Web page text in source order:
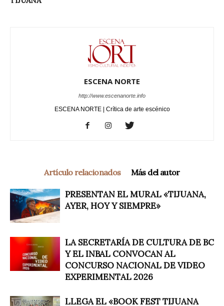
ESCENA NORTE
http://www.escenanorte.info
ESCENA NORTE | Crítica de arte escénico
Artículo relacionados Más del autor
PRESENTAN EL MURAL «TIJUANA,
AYER, HOY Y SIEMPRE»
LA SECRETARÍA DE CULTURA DE BC
Y EL INBAL CONVOCAN AL
CONCURSO NACIONAL DE VIDEO
EXPERIMENTAL 2026
LLEGA EL «BOOK FEST TIJUANA